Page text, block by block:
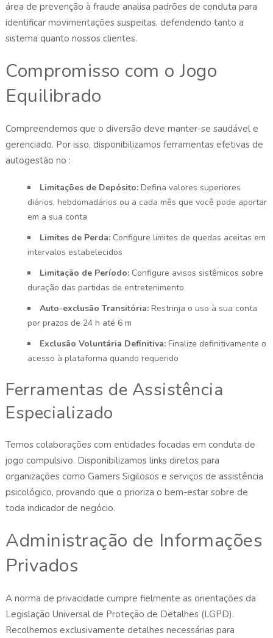
área de prevenção à fraude analisa padrões de conduta para
identificar movimentações suspeitas, defendendo tanto a
sistema quanto nossos clientes.
Compromisso com o Jogo
Equilibrado
Compreendemos que o diversão deve manter-se saudável e
gerenciado. Por isso, disponibilizamos ferramentas efetivas de
autogestão no :
Limitações de Depósito: Defina valores superiores
diários, hebdomadários ou a cada mês que você pode aportar
em a sua conta
Limites de Perda: Configure limites de quedas aceitas em
intervalos estabelecidos
Limitação de Período: Configure avisos sistêmicos sobre
duração das partidas de entretenimento
Auto-exclusão Transitória: Restrinja o uso à sua conta
por prazos de 24 h até 6 m
Exclusão Voluntária Definitiva: Finalize definitivamente o
acesso à plataforma quando requerido
Ferramentas de Assistência
Especializado
Temos colaborações com entidades focadas em conduta de
jogo compulsivo. Disponibilizamos links diretos para
organizações como Gamers Sigilosos e serviços de assistência
psicológico, provando que o prioriza o bem-estar sobre de
toda indicador de negócio.
Administração de Informações
Privados
A norma de privacidade cumpre fielmente as orientações da
Legislação Universal de Proteção de Detalhes (LGPD).
Recolhemos exclusivamente detalhes necessárias para